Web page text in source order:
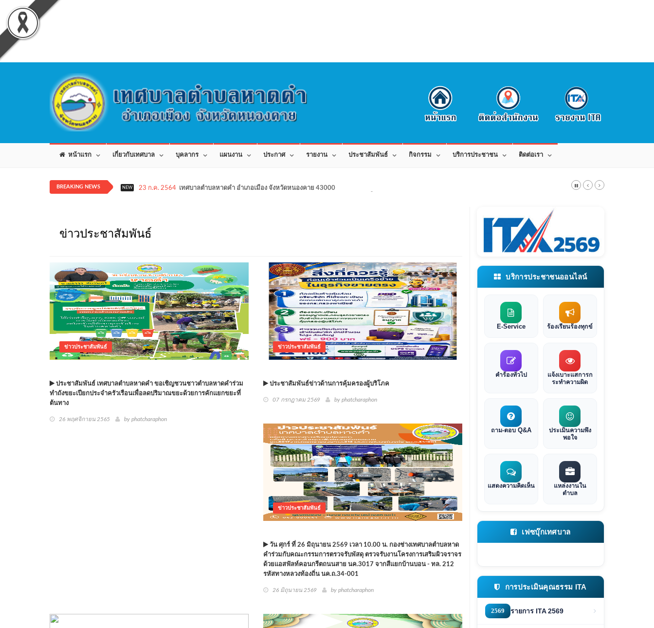
หน้าแรก เกี่ยวกับเทศบาล บุคลากร แผนงาน ประกาศ รายงาน ประชาสัมพันธ์ กิจกรรม บริการประชาชน ติดต่อเรา
BREAKING NEWS NEW 23 ก.ค. 2564 เทศบาลตำบลหาดคำ อำเภอเมือง จังหวัดหนองคาย 43000 สอบถามข้อมูลโทร 042-080441 โทรสาร 042-080441 E-Mail: saraban_0543015@dla.go.th
ข่าวประชาสัมพันธ์
ข่าวประชาสัมพันธ์
ประชาสัมพันธ์ เทศบาลตำบลหาดคำ ขอเชิญชวนชาวตำบลหาดคำร่วม
ทำถังขยะเปียกประจำครัวเรือนเพื่อลดปริมาณขยะด้วยการคักแยกขยะที่
ต้นทาง
26 พฤศจิกายน 2565 by phatcharaphon
ข่าวประชาสัมพันธ์
ประชาสัมพันธ์ข่าวด้านการคุ้มครองผู้บริโภค
07 กรกฎาคม 2569 by phatcharaphon
ข่าวประชาสัมพันธ์
วัน ศุกร์ ที่ 26 มิถุนายน 2569 เวลา 10.00 น. กองช่างเทศบาลตำบลหาด
คำร่วมกับคณะกรรมการตรวจรับพัสดุ ตรวจรับงานโครงการเสริมผิวจราจร
ด้วยแอสฟัลท์คอนกรีตถนนสาย นค.3017 จากสีแยกบ้านบอน - ทล. 212
รหัสทางหลวงท้องถิ่น นค.ถ.34-001
26 มิถุนายน 2569 by phatcharaphon
บริการประชาชนออนไลน์
E-Service ร้องเรียนร้องทุกข์
คำร้องทั่วไป
แจ้งเบาะแสการก
ระทำความผิด
ถาม-ตอบ Q&A
ประเมินความพึง
พอใจ
แสดงความคิดเห็น
แหล่งงานใน
ตำบล
เฟซบุ๊กเทศบาล
การประเมินคุณธรรม ITA
2569 รายการ ITA 2569